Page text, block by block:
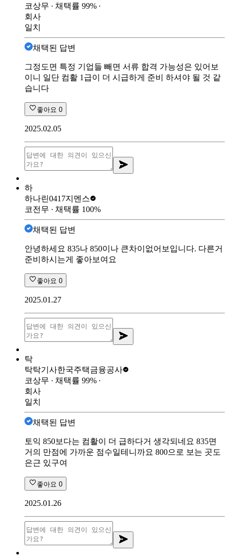
코상무 ∙ 채택률 99% ∙
회사
일치
채택된 답변
그정도면 특정 기업들 빼면 서류 합격 가능성은 있어보
이니 일단 컴활 1급이 더 시급하게 준비 하셔야 될 것 같
습니다
좋아요 0
2025.02.05
하
하나린0417지멘스
코전무 ∙ 채택률 100%
채택된 답변
안녕하세요 835나 850이나 큰차이없어보입니다. 다른거
준비하시는게 좋아보여요
좋아요 0
2025.01.27
탁
탁탁기사한국주택금융공사
코상무 ∙ 채택률 99% ∙
회사
일치
채택된 답변
토익 850보다는 컴활이 더 급하다거 생각되네요 835면
거의 만점에 가까운 점수일테니까요 800으로 보는 곳도
은근 있구여
좋아요 0
2025.01.26